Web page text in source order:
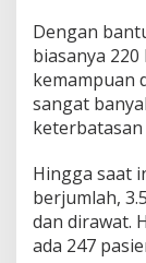
Dengan
biasanya 220
kemampuan
sangat
Hingga saat
berjumlah,
dan dirawat.
ada 247